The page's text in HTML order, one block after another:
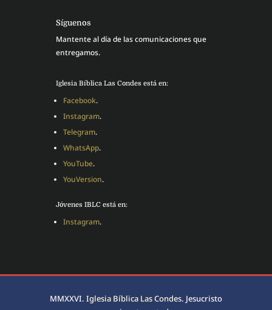
Síguenos
Mantente al día de las comunicaciones que
entregamos.
Iglesia Bíblica Las Condes está en:
Facebook.
Instagram.
Telegram.
WhatsApp.
YouTube.
YouVersion.
Jóvenes IBLC está en:
Instagram.
MMXXVI. Iglesia Bíblica Las Condes. Jesucristo